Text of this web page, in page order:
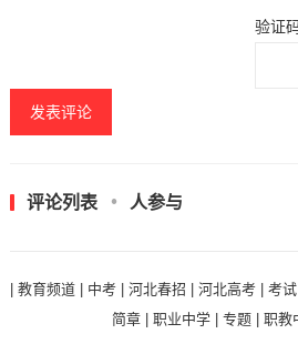
验证
评论列表 人参与
|教育频道 中考 |河北春招 |河北高考 |考试
简章| 职业中学| 专题| 职教